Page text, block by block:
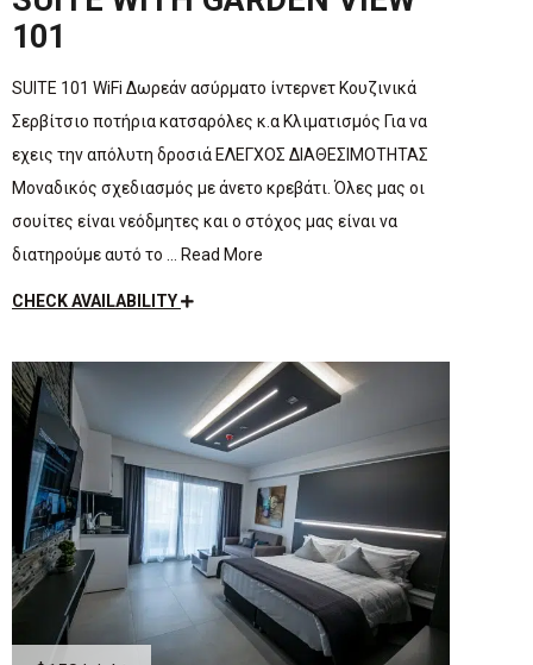
101
SUITE 101 WiFi Δωρεάν ασύρματο ίντερνετ Κουζινικά
Σερβίτσιο ποτήρια κατσαρόλες κ.α Κλιματισμός Για να
εχεις την απόλυτη δροσιά ΕΛΕΓΧΟΣ ΔΙΑΘΕΣΙΜΟΤΗΤΑΣ
Μοναδικός σχεδιασμός με άνετο κρεβάτι. Όλες μας οι
σουίτες είναι νεόδμητες και ο στόχος μας είναι να
διατηρούμε αυτό το … Read More
CHECK AVAILABILITY